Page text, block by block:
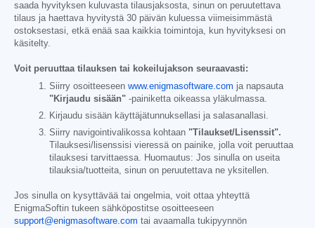
saada hyvityksen kuluvasta tilausjaksosta, sinun on peruutettava
tilaus ja haettava hyvitystä 30 päivän kuluessa viimeisimmästä
ostoksestasi, etkä enää saa kaikkia toimintoja, kun hyvityksesi on
käsitelty.
Voit peruuttaa tilauksen tai kokeilujakson seuraavasti:
Siirry osoitteeseen www.enigmasoftware.com ja napsauta
"Kirjaudu sisään" -painiketta oikeassa yläkulmassa.
Kirjaudu sisään käyttäjätunnuksellasi ja salasanallasi.
Siirry navigointivalikossa kohtaan "Tilaukset/Lisenssit".
Tilauksesi/lisenssisi vieressä on painike, jolla voit peruuttaa
tilauksesi tarvittaessa. Huomautus: Jos sinulla on useita
tilauksia/tuotteita, sinun on peruutettava ne yksitellen.
Jos sinulla on kysyttävää tai ongelmia, voit ottaa yhteyttä
EnigmaSoftin tukeen sähköpostitse osoitteeseen
support@enigmasoftware.com tai avaamalla tukipyynnön